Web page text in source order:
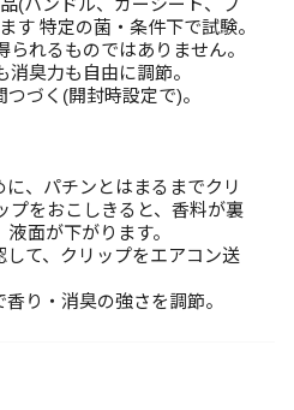
(ハンドル、カーシート、フ
す 特定の菌・条件下で試験。
れるものではありません。
臭力も自由に調節。
づく(開封時設定で)。
、パチンとはまるまでクリ
プをおこしきると、香料が裏
面が下がります。
て、クリップをエアコン送
り・消臭の強さを調節。